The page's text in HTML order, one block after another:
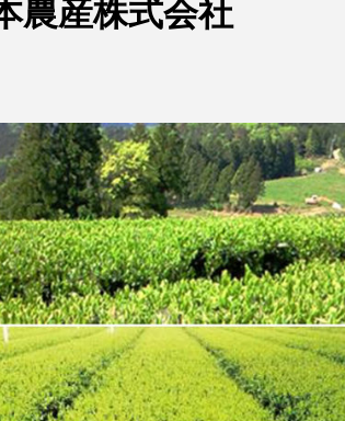
農産株式会社